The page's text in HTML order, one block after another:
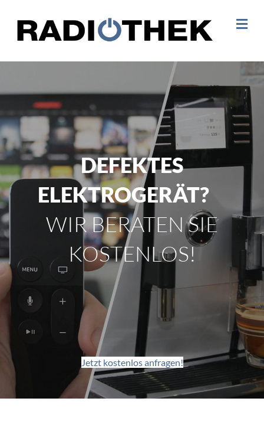
DEFEKTES
ELEKTROGERÄT?
Jetzt kostenlos anfragen!